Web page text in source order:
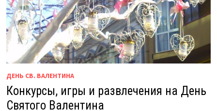
ДЕНЬ СВ. ВАЛЕНТИНА
Конкурсы, игры и развлечения на День
Святого Валентина